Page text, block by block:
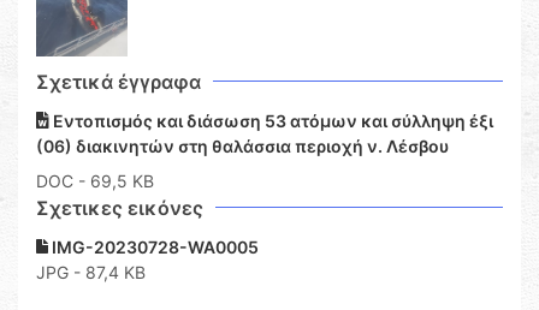
Σχετικά έγγραφα
Εντοπισμός και διάσωση 53 ατόμων και σύλληψη έξι
(06) διακινητών στη θαλάσσια περιοχή ν. Λέσβου
DOC - 69,5 KB
Σχετικες εικόνες
IMG-20230728-WA0005
JPG - 87,4 KB